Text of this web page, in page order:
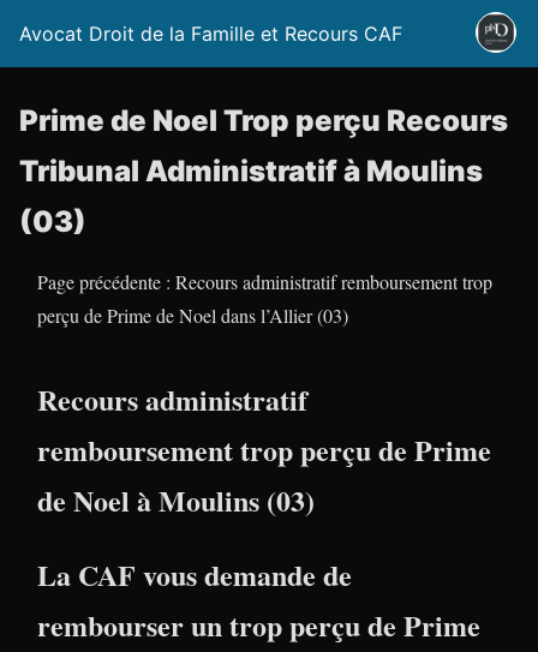
Avocat Droit de la Famille et Recours CAF
Prime de Noel Trop perçu Recours
Tribunal Administratif à Moulins
(03)
Page précédente : Recours administratif remboursement trop
perçu de Prime de Noel dans l’Allier (03)
Recours administratif
remboursement trop perçu de Prime
de Noel à Moulins (03)
La CAF vous demande de
rembourser un trop perçu de Prime